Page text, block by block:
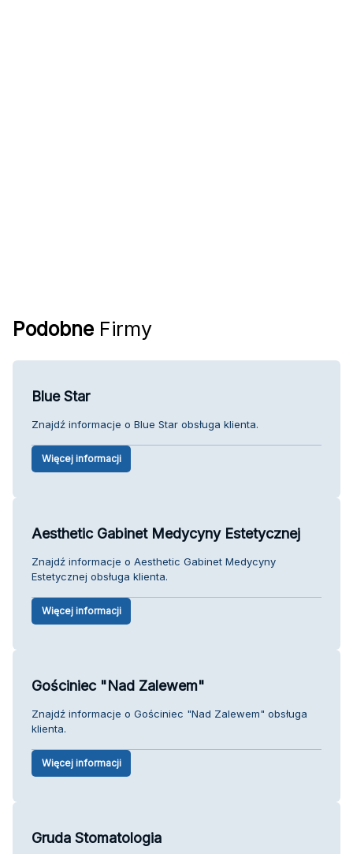
Podobne Firmy
Blue Star
Znajdź informacje o Blue Star obsługa klienta.
Więcej informacji
Aesthetic Gabinet Medycyny Estetycznej
Znajdź informacje o Aesthetic Gabinet Medycyny
Estetycznej obsługa klienta.
Więcej informacji
Gościniec "Nad Zalewem"
Znajdź informacje o Gościniec "Nad Zalewem" obsługa
klienta.
Więcej informacji
Gruda Stomatologia